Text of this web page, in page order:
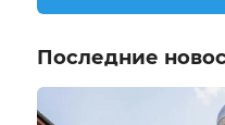
Последние